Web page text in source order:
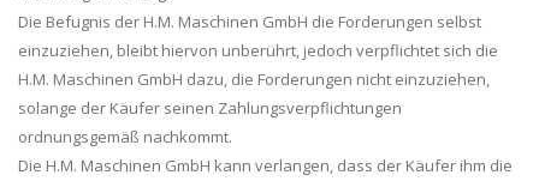
Die Befugnis der H.M. Maschinen GmbH die Forderungen selbst
einzuziehen, bleibt hiervon unberührt, jedoch verpflichtet sich die
H.M. Maschinen GmbH dazu, die Forderungen nicht einzuziehen,
solange der Käufer seinen Zahlungsverpflichtungen
ordnungsgemäß nachkommt.
Die H.M. Maschinen GmbH kann verlangen, dass der Käufer ihm die